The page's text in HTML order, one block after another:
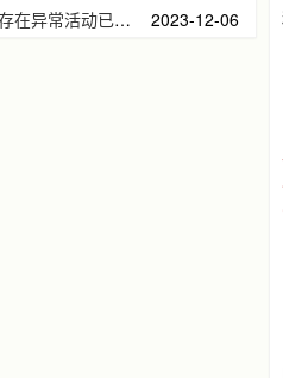
谷歌账号Gmail邮箱存在异常活动已为您退出账号的原因及解决办法 2023-12-06